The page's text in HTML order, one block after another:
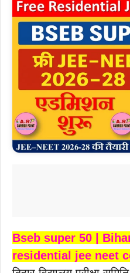
Bseb super 50 |
residential jee neet